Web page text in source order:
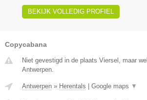
BEKIJK VOLLEDIG PROFIEL
Copycabana
Niet gevestigd in de plaats Viersel, maar
Antwerpen.
Antwerpen » Herentals Google maps ▼